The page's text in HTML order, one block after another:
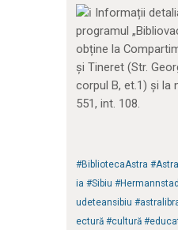
Informații
programul
obține la
și Tineret (Str.
corpul B, et.1) și la
551, int. 108.
#BibliotecaAstra
ia #Sibiu
udeteansibiu
ectură #cultură